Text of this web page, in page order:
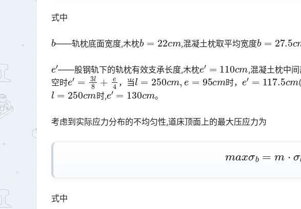
式中
b——轨枕底面宽度,木枕b 22c ,混凝土枕取平均宽度b 27.5c
e′——股钢轨下的轨枕有效支承长度,木枕 e′ 110 c ,混凝土枕中
空时 e′=3l8+ e4 ，当l=250cm,e=95cm 时，e′=117.5cm
l=250c m 时, e′=130c m 。󠅅󠅃󠄵󠅂󠄪󠇖󠆨󠆨󠇕󠆞󠆒󠅬󠇘󠆭󠆘󠇙󠆝󠅵󠇗󠆭󠆁󠄐󠇗󠅹󠅸󠇖󠆍󠅳󠇖󠅹󠅰󠇖󠆌󠅹
考虑到实际应力分布的不均匀性,道床顶面上的最大压应力为
maxσb=m⋅σb
式中